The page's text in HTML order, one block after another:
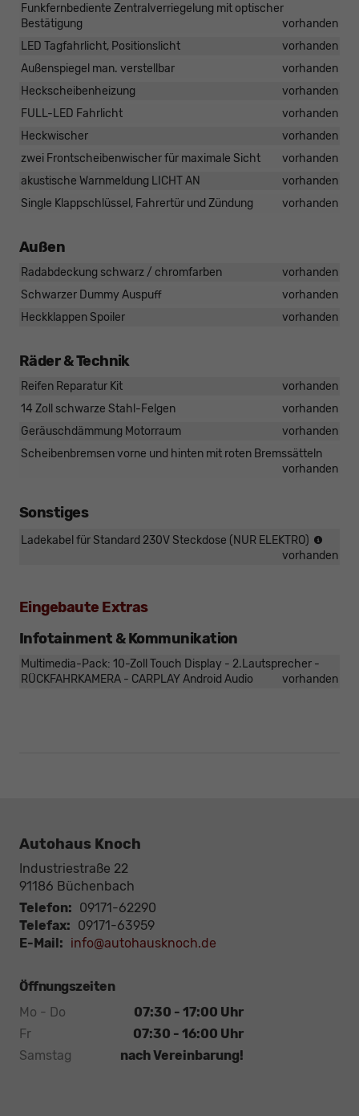
Funkfernbediente Zentralverriegelung mit optischer
Bestätigung
vorhanden
LED Tagfahrlicht, Positionslicht
vorhanden
Außenspiegel man. verstellbar
vorhanden
Heckscheibenheizung
vorhanden
FULL-LED Fahrlicht
vorhanden
Heckwischer
vorhanden
zwei Frontscheibenwischer für maximale Sicht
vorhanden
akustische Warnmeldung LICHT AN
vorhanden
Single Klappschlüssel, Fahrertür und Zündung
vorhanden
Außen
Radabdeckung schwarz / chromfarben
vorhanden
Schwarzer Dummy Auspuff
vorhanden
Heckklappen Spoiler
vorhanden
Räder & Technik
Reifen Reparatur Kit
vorhanden
14 Zoll schwarze Stahl-Felgen
vorhanden
Geräuschdämmung Motorraum
vorhanden
Scheibenbremsen vorne und hinten mit roten Bremssätteln
vorhanden
Sonstiges
Ladekabel für Standard 230V Steckdose (NUR ELEKTRO)
für
vorhanden
Eingebaute Extras
Infotainment & Kommunikation
Multimedia-Pack: 10-Zoll Touch Display - 2.Lautsprecher -
RÜCKFAHRKAMERA - CARPLAY Android Audio
vorhanden
Autohaus Knoch
Industriestraße 22
91186 Büchenbach
Telefon: 09171-62290
Telefax: 09171-63959
E-Mail: info@autohausknoch.de
Öffnungszeiten
Mo - Do
07:30 - 17:00 Uhr
Fr
07:30 - 16:00 Uhr
Samstag
nach Vereinbarung!